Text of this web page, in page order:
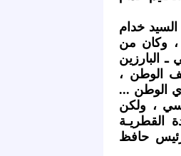
السيد خدام
، وكان من
البارزين
الوطن ،
الوطن ...
، ولكن
القطريـة
حافظ